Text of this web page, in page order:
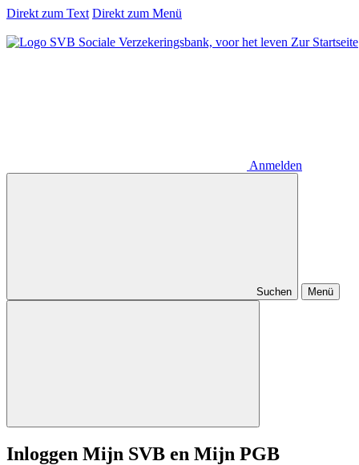
Direkt zum Text Direkt zum Menü
Zur Startseite
Anmelden
Suchen Menü
Inloggen Mijn SVB en Mijn PGB